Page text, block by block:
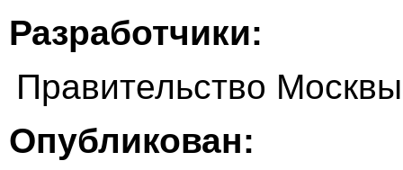
Разработчики:
Правительство Москвы
Опубликован: